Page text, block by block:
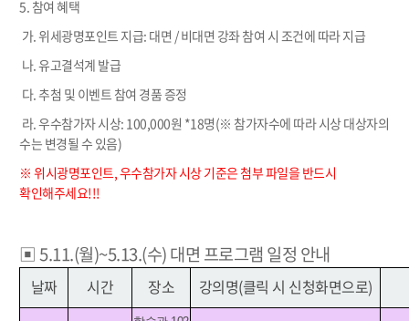
5. 참여 혜택
가. 위세광명포인트 지급: 대면 /비대면 강좌 참여 시 조건에 따라 지급
나. 유고결석계 발급
다. 추첨 및 이벤트 참여 경품 증정
라.우수참가자 시상: 100,000원 *18명(※ 참가자수에 따라 시상 대상자의
수는 변경될 수 있음)
※ 위시광명포인트, 우수참가자 시상 기준은 첨부 파일을 반드시
확인해주세요!!!
▣ 5.11.(월)~5.13.(수) 대면 프로그램 일정 안내
날짜 시간 장소 강의명(클릭 시 신청화면으로)